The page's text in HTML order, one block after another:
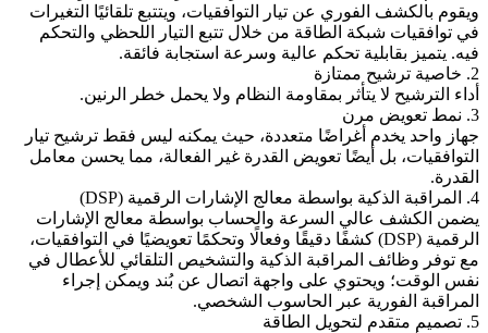
ويقوم بالكشف الفوري عن تيار التوافقيات، ويتتبع تلقائيًا التغيرات
في توافقيات شبكة الطاقة من خلال تتبع التيار اللحظي والتحكم
فيه. يتميز بقابلية تحكم عالية وسرعة استجابة فائقة.
2. خاصية ترشيح ممتازة
أداء الترشيح لا يتأثر بمقاومة النظام ولا يحمل خطر الرنين.
3. نمط تعويض مرن
جهاز واحد يخدم أغراضًا متعددة، حيث يمكنه ليس فقط ترشيح تيار
التوافقيات، بل أيضًا تعويض القدرة غير الفعالة، مما يحسن معامل
القدرة.
4. المراقبة الذكية بواسطة معالج الإشارات الرقمية (DSP)
يضمن الكشف عالي السرعة والحساب بواسطة معالج الإشارات
الرقمية (DSP) كشفًا دقيقًا وفعالًا وتحكمًا تعويضيًا في التوافقيات،
مع توفر وظائف المراقبة الذكية والتشخيص التلقائي للأعطال في
نفس الوقت؛ ويحتوي على واجهة اتصال عن بُند ويمكن إجراء
المراقبة الفورية عبر الحاسوب الشخصي.
5. تصميم متقدم لتحويل الطاقة